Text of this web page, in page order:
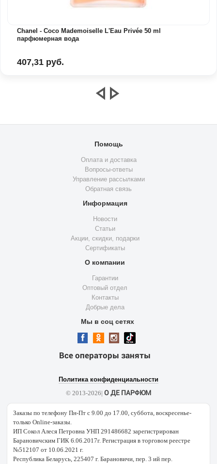
Chanel - Coco Mademoiselle L'Eau Privée 50 ml
парфюмерная вода
407,31 руб.
Помощь
Оплата и доставка
Вопросы-ответы
Управление рассылками
Обратная связь
Информация
Новости
Статьи
Акции, скидки, подарки
Сертификаты
О компании
Гарантии
Оптовый отдел
Контакты
Добрые дела
Мы в соц сетях
Все операторы заняты
Политика конфиденциальности
© 2013-2026| О ДЕ ПАРФЮМ
Заказы по телефону Пн-Пт с 9.00 до 17.00, суббота, воскресенье-
только Online-заказы.
ИП Сокол Алеся Петровна УНП 291486682 зарегистрирован
Барановичским ГИК 6.06.2017г. Регистрация в торговом реестре
№512107 от 10.06.2021 г.
Республика Беларусь, 225407 г. Барановичи, пер. 3 ий пер.